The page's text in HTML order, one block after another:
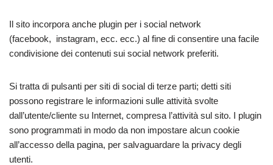
Il sito incorpora anche plugin per i social network
(facebook, instagram, ecc. ecc.) al fine di consentire una facile
condivisione dei contenuti sui social network preferiti.
Si tratta di pulsanti per siti di social di terze parti; detti siti
possono registrare le informazioni sulle attività svolte
dall’utente/cliente su Internet, compresa l’attività sul sito. I plugin
sono programmati in modo da non impostare alcun cookie
all’accesso della pagina, per salvaguardare la privacy degli
utenti.